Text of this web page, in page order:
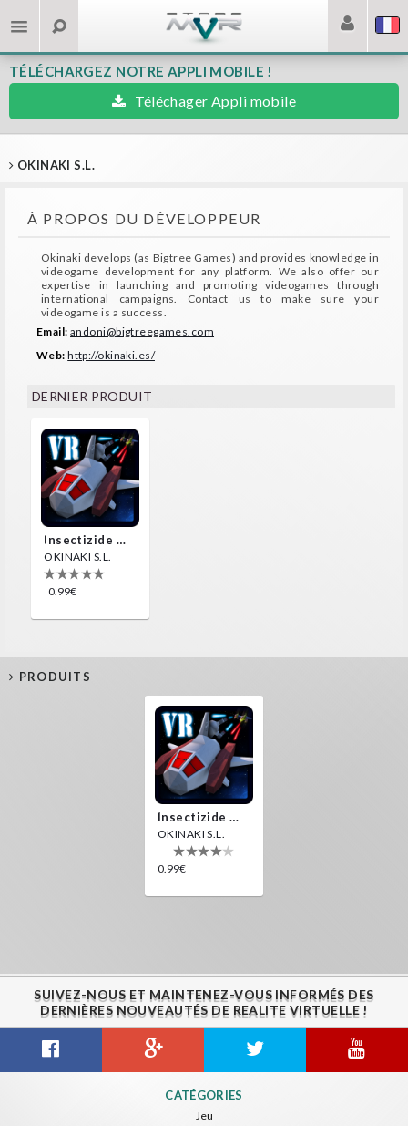
TÉLÉCHARGEZ NOTRE APPLI MOBILE !
Téléchager Appli mobile
OKINAKI S.L.
À PROPOS DU DÉVELOPPEUR
Okinaki develops (as Bigtree Games) and provides knowledge in
videogame development for any platform. We also offer our
expertise in launching and promoting videogames through
international campaigns. Contact us to make sure your
videogame is a success.
Email:andoni@bigtreegames.com
Web:http://okinaki.es/
DERNIER PRODUIT
Insectizide Wars VR
OKINAKI S.L.
0.99€
PRODUITS
Insectizide Wars VR
OKINAKI S.L.
0.99€
SUIVEZ-NOUS ET MAINTENEZ-VOUS INFORMÉS DES
DERNIÈRES NOUVEAUTÉS DE REALITE VIRTUELLE !
CATÉGORIES
Jeu